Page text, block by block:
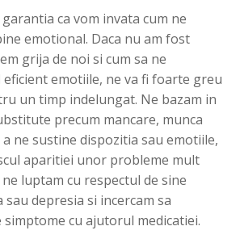
ca vom invata cum ne
emotional. Daca nu am fost
grija de noi si cum sa ne
emotiile, ne va fi foarte greu
un timp indelungat. Ne bazam in
precum mancare, munca
ne sustine dispozitia sau emotiile,
aparitiei unor probleme mult
luptam cu respectul de sine
depresia si incercam sa
cu ajutorul medicatiei.